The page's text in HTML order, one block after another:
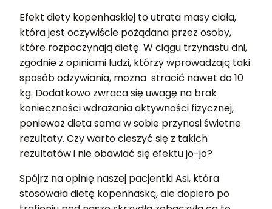
Efekt diety kopenhaskiej to utrata masy ciała,
która jest oczywiście pożądana przez osoby,
które rozpoczynają dietę. W ciągu trzynastu dni,
zgodnie z opiniami ludzi, którzy wprowadzają taki
sposób odżywiania, można stracić nawet do 10
kg. Dodatkowo zwraca się uwagę na brak
konieczności wdrażania aktywności fizycznej,
ponieważ dieta sama w sobie przynosi świetne
rezultaty. Czy warto cieszyć się z takich
rezultatów i nie obawiać się efektu jo-jo?
Spójrz na opinię naszej pacjentki Asi, która
stosowała dietę kopenhaską, ale dopiero po